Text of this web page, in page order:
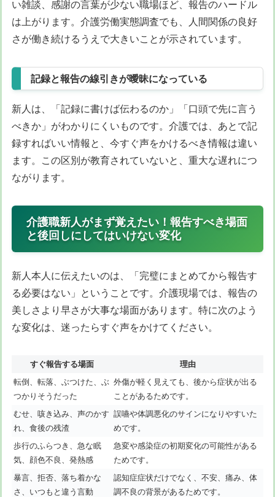
い雑談、感謝の言葉が少ない職場ほど、報告のハードル
は上がります。介護労働実態調査でも、人間関係の良好
さが働き続けるうえで大きいことが示されています。
記録と報告の線引きが曖昧になっている
新人は、「記録に書けば伝わるのか」「口頭で先に言う
べきか」がわかりにくいものです。介護では、あとで記
録すればいい情報と、今すぐ声をかけるべき情報は違い
ます。この区別が教育されていないと、重大な遅れにつ
ながります。
介護職新人がまず覚えたい！報告すべき場面
と後回しにしてはいけない変化
新人本人に伝えたいのは、「完璧にまとめてから報告す
る必要はない」ということです。介護現場では、報告の
美しさより早さが大事な場面があります。特に次のよう
な変化は、迷ったらすぐ声をかけてください。
すぐ報告する場面
理由
転倒、転落、ぶつけた、ぶ
つかりそうだった
外傷が軽く見えても、後から症状が出る
ことがあるためです。
むせ、咳き込み、声のかす
れ、食後の残渣
誤嚥や体調悪化のサインになりやすいた
めです。
歩行のふらつき、急な眠
気、顔色不良、発熱感
急変や感染症の初期変化の可能性がある
ためです。
暴言、拒否、落ち着かな
さ、いつもと違う言動
認知症症状だけでなく、不安、痛み、体
調不良の背景があるためです。